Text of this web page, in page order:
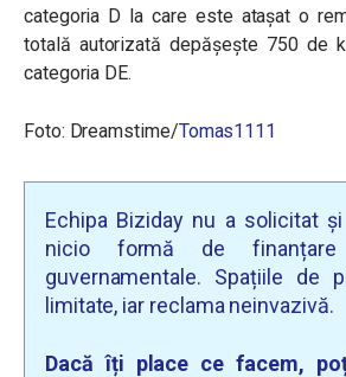
categoria D la care este atașat o
totală autorizată depășește 750 de
categoria DE.
Foto: Dreamstime/Tomas1111
Echipa Biziday nu a solicitat
nicio formă de
guvernamentale. Spațiile de
limitate, iar reclama neinvazivă.
Dacă îți place ce facem,